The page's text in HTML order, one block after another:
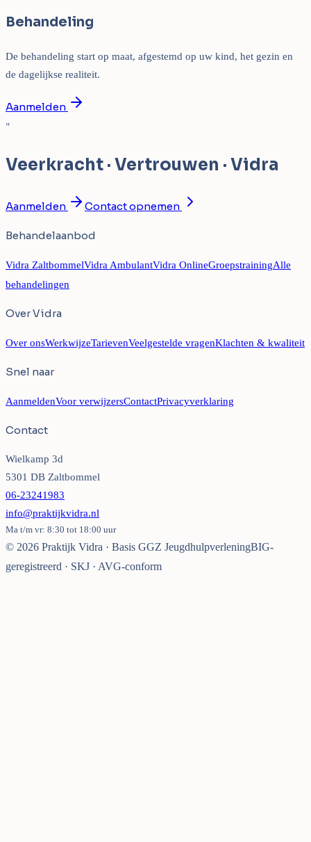
Behandeling
De behandeling start op maat, afgestemd op uw kind, het gezin en
de dagelijkse realiteit.
Aanmelden
"
Veerkracht · Vertrouwen · Vidra
Aanmelden Contact opnemen
Behandelaanbod
Vidra ZaltbommelVidra AmbulantVidra OnlineGroepstrainingAlle
behandelingen
Over Vidra
Over onsWerkwijzeTarievenVeelgestelde vragenKlachten & kwaliteit
Snel naar
AanmeldenVoor verwijzersContactPrivacyverklaring
Contact
Wielkamp 3d
5301 DB Zaltbommel
06-23241983
info@praktijkvidra.nl
Ma t/m vr: 8:30 tot 18:00 uur
© 2026 Praktijk Vidra · Basis GGZ JeugdhulpverleningBIG-
geregistreerd · SKJ · AVG-conform